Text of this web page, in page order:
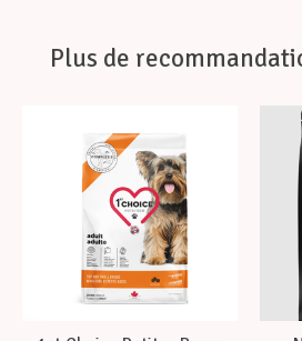
Plus de
Articles du carrousel de